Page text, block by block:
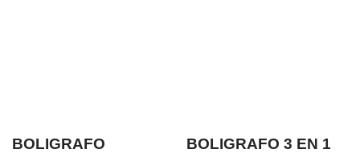
BOLIGRAFO
BOLIGRAFO 3 EN 1